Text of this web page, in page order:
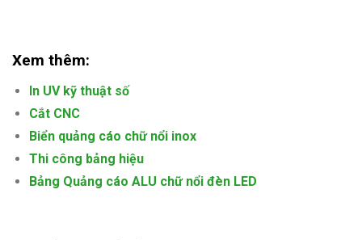
Xem thêm:
In UV kỹ thuật số
Cắt CNC
Biển quảng cáo chữ nổi inox
Thi công bảng hiệu
Bảng Quảng cáo ALU chữ nổi đèn LED